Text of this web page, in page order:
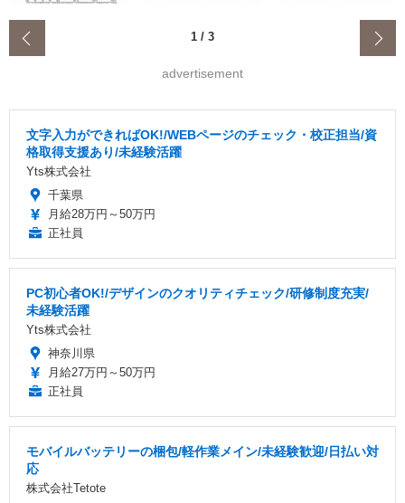
1 / 3
advertisement
文字入力ができればOK!/WEBページのチェック・校正担当/資
格取得支援あり/未経験活躍
Yts株式会社
千葉県
月給28万円～50万円
正社員
PC初心者OK!/デザインのクオリティチェック/研修制度充実/
未経験活躍
Yts株式会社
神奈川県
月給27万円～50万円
正社員
モバイルバッテリーの梱包/軽作業メイン/未経験歓迎/日払い対
応
株式会社Tetote